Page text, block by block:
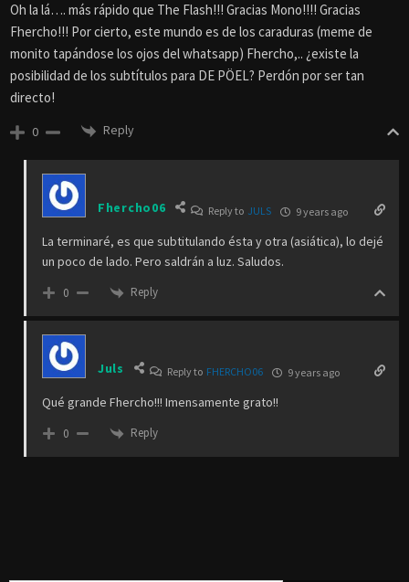
Oh la lá…. más rápido que The Flash!!! Gracias Mono!!!! Gracias
Fhercho!!! Por cierto, este mundo es de los caraduras (meme de
monito tapándose los ojos del whatsapp) Fhercho,.. ¿existe la
posibilidad de los subtítulos para DE PÖEL? Perdón por ser tan
directo!
0 Reply
Fhercho06 Reply to JULS 9 years ago
La terminaré, es que subtitulando ésta y otra (asiática), lo dejé
un poco de lado. Pero saldrán a luz. Saludos.
0 Reply
Juls Reply to FHERCHO06 9 years ago
Qué grande Fhercho!!! Imensamente grato!!
0 Reply